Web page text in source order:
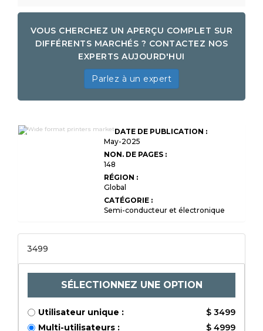
VOUS CHERCHEZ UN APERÇU COMPLET SUR
DIFFÉRENTS MARCHÉS ? CONTACTEZ NOS
EXPERTS AUJOURD'HUI
Parlez à un expert
Taille du marché des
imprimantes larges,
application (publicité
génie, emballage,
l'utilisateur final
commerciale, vente
au détail, industrie
textile, architecture et
firmes d'ingénierie,
autres) et analyse
DATE DE PUBLICATION :
May-2025
NON. DE PAGES :
148
RÉGION :
Global
CATÉGORIE :
Semi-conducteur et électronique
3499
SÉLECTIONNEZ UNE OPTION
Utilisateur unique :
$ 3499
Multi-utilisateurs :
$ 4999